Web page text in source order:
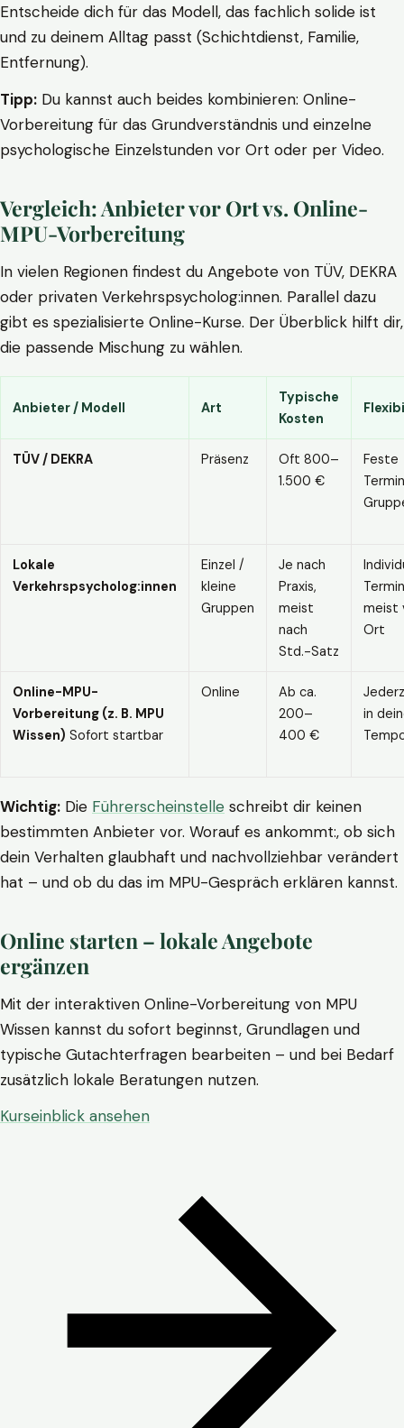
Entscheide dich für das Modell, das fachlich solide ist
und zu deinem Alltag passt (Schichtdienst, Familie,
Entfernung).
Tipp: Du kannst auch beides kombinieren: Online-
Vorbereitung für das Grundverständnis und einzelne
psychologische Einzelstunden vor Ort oder per Video.
Vergleich: Anbieter vor Ort vs. Online-
MPU-Vorbereitung
In vielen Regionen findest du Angebote von TÜV, DEKRA
oder privaten Verkehrspsycholog:innen. Parallel dazu
gibt es spezialisierte Online-Kurse. Der Überblick hilft dir,
die passende Mischung zu wählen.
Anbieter / Modell Art
Typische
Kosten
TÜV / DEKRA Präsenz
Oft 800–
1.500 €
Feste
Lokale
Verkehrspsycholog:innen
Einzel /
kleine
Gruppen
Je nach
Praxis,
meist
nach
Std.-Satz
meist
Ort
Online-MPU-
Vorbereitung (z. B. MPU
Wissen) Sofort startbar
Online
Ab ca.
200–
400 €
in
Wichtig: Die Führerscheinstelle schreibt dir keinen
bestimmten Anbieter vor. Worauf es ankommt:, ob sich
dein Verhalten glaubhaft und nachvollziehbar verändert
hat – und ob du das im MPU-Gespräch erklären kannst.
Online starten – lokale Angebote
ergänzen
Mit der interaktiven Online-Vorbereitung von MPU
Wissen kannst du sofort beginnst, Grundlagen und
typische Gutachterfragen bearbeiten – und bei Bedarf
zusätzlich lokale Beratungen nutzen.
Kurseinblick ansehen